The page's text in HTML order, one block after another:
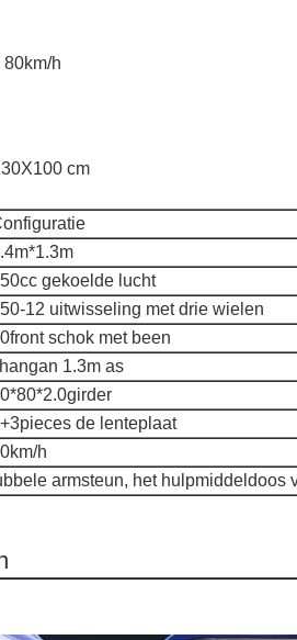
h
cm
gekoelde lucht
12 uitwisseling met drie wielen
schok met been
1.3m as
de lenteplaat
h
armsteun, het